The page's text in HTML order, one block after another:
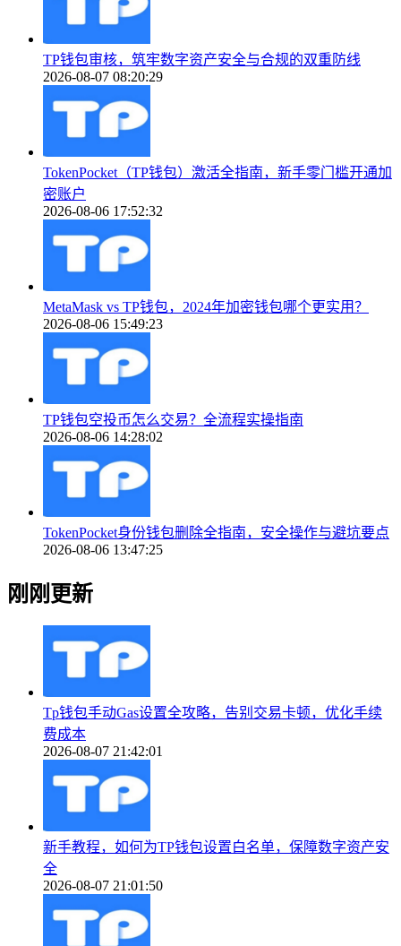
TP钱包审核，筑牢数字资产安全与合规的双重防线
2026-08-07 08:20:29
TokenPocket（TP钱包）激活全指南，新手零门槛开通加
密账户
2026-08-06 17:52:32
MetaMask vs TP钱包，2024年加密钱包哪个更实用？
2026-08-06 15:49:23
TP钱包空投币怎么交易？全流程实操指南
2026-08-06 14:28:02
TokenPocket身份钱包删除全指南，安全操作与避坑要点
2026-08-06 13:47:25
刚刚更新
Tp钱包手动Gas设置全攻略，告别交易卡顿，优化手续
费成本
2026-08-07 21:42:01
新手教程，如何为TP钱包设置白名单，保障数字资产安
全
2026-08-07 21:01:50